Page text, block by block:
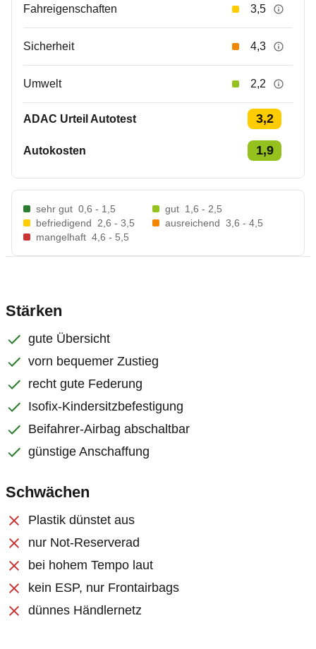
Fahreigenschaften 3,5
Sicherheit 4,3
Umwelt 2,2
ADAC Urteil Autotest 3,2
Autokosten 1,9
sehr gut 0,6 - 1,5 gut 1,6 - 2,5
befriedigend
2,6 - 3,5 ausreichend 3,6 - 4,5
mangelhaft 4,6 - 5,5
Stärken
gute Übersicht
vorn bequemer Zustieg
recht gute Federung
Isofix-Kindersitzbefestigung
Beifahrer-Airbag abschaltbar
günstige Anschaffung
Schwächen
Plastik dünstet aus
nur Not-Reserverad
bei hohem Tempo laut
kein ESP, nur Frontairbags
dünnes Händlernetz